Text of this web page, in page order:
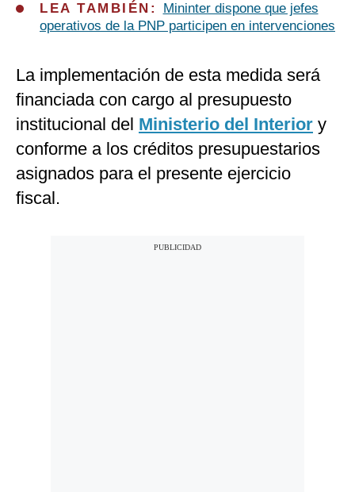
LEA TAMBIÉN:
Mininter dispone que jefes
operativos de la PNP participen en intervenciones
La implementación de esta medida será
financiada con cargo al presupuesto
institucional del Ministerio del Interior y
conforme a los créditos presupuestarios
asignados para el presente ejercicio
fiscal.